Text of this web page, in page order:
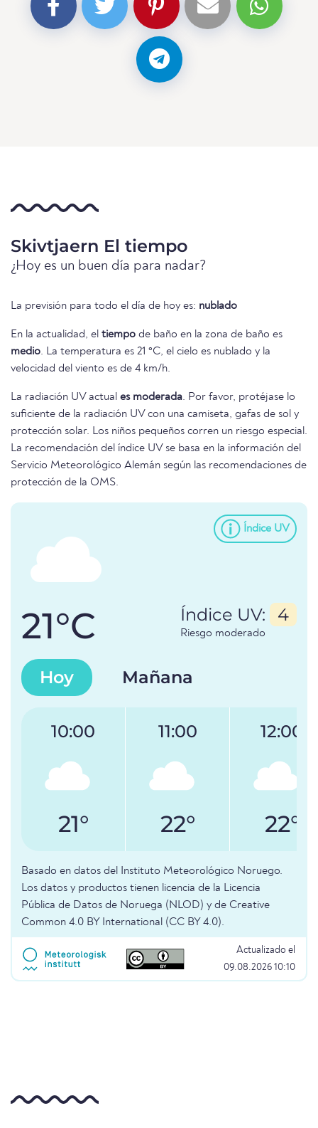
Skivtjaern El tiempo
¿Hoy es un buen día para nadar?
La previsión para todo el día de hoy es: nublado
En la actualidad, el tiempo de baño en la zona de baño es
medio. La temperatura es 21 °C, el cielo es nublado y la
velocidad del viento es de 4 km/h.
La radiación UV actual es moderada. Por favor, protéjase lo
suficiente de la radiación UV con una camiseta, gafas de sol y
protección solar. Los niños pequeños corren un riesgo especial.
La recomendación del índice UV se basa en la información del
Servicio Meteorológico Alemán según las recomendaciones de
protección de la OMS.
Índice UV
21°C Índice UV: 4
Riesgo moderado
Hoy Mañana
10:00
21°
11:00
22°
12:00
22°
Basado en datos del Instituto Meteorológico Noruego.
Los datos y productos tienen licencia de la Licencia
Pública de Datos de Noruega (NLOD) y de Creative
Common 4.0 BY International (CC BY 4.0).
Actualizado el
09.08.2026 10:10